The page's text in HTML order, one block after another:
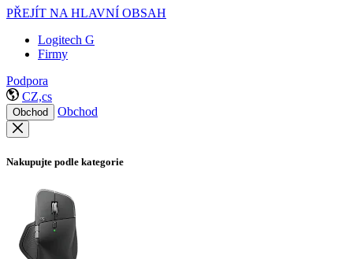
PŘEJÍT NA HLAVNÍ OBSAH
Logitech G
Firmy
Podpora
CZ,cs
Obchod Obchod
Nakupujte podle kategorie